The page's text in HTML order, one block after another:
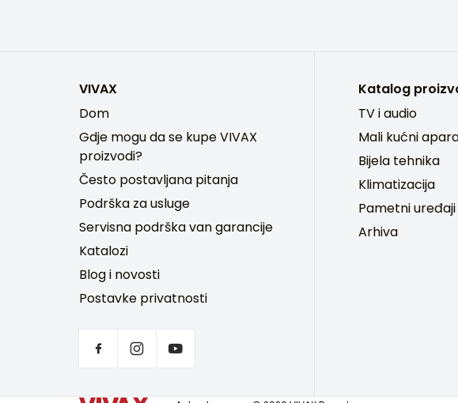
VIVAX
Dom
Gdje mogu da se kupe VIVAX
proizvodi?
Često postavljana pitanja
Podrška za usluge
Servisna podrška van garancije
Katalozi
Blog i novosti
Postavke privatnosti
Katalog
TV i audio
Mali kućni
Bijela tehnika
Klimatizacija
Pametni uređaji
Arhiva